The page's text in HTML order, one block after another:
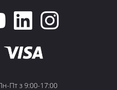
Пт з 9:00-17:00